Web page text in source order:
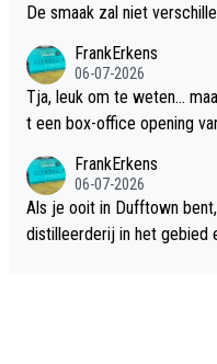
De smaak zal niet
FrankErkens
06-07-2026
Tja, leuk om te weten...
t een box-office opening
FrankErkens
06-07-2026
Als je ooit in Dufftown
distilleerderij in het gebied een sterk